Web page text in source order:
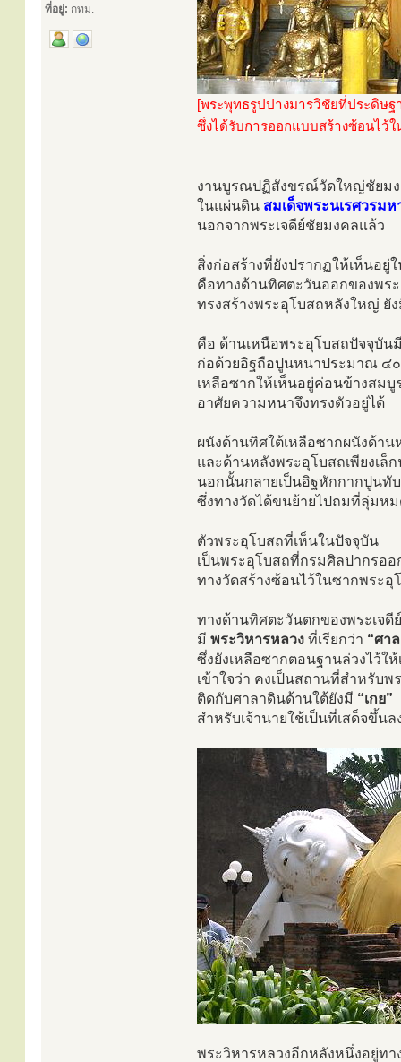
ที่อยู่: กทม.
[พระพุทธรูปปางมารวิชัยที่ประดิษ
ซึ่งได้รับการออกแบบสร้างซ้อนไว้
งานบูรณปฏิสังขรณ์วัดใหญ่ชัยม
ในแผ่นดิน สมเด็จพระนเรศวรมห
นอกจากพระเจดีย์ชัยมงคลแล้ว
สิ่งก่อสร้างที่ยังปรากฏให้เห็นอยู่
คือทางด้านทิศตะวันออกของพร
ทรงสร้างพระอุโบสถหลังใหญ่ ยั
คือ ด้านเหนือพระอุโบสถปัจจุบัน
ก่อด้วยอิฐถือปูนหนาประมาณ ๔๐
เหลือซากให้เห็นอยู่ค่อนข้างสม
อาศัยความหนาจึงทรงตัวอยู่ได้
ผนังด้านทิศใต้เหลือซากผนังด้าน
และด้านหลังพระอุโบสถเพียงเล็
นอกนั้นกลายเป็นอิฐหักกากปูนทั
ซึ่งทางวัดได้ขนย้ายไปถมที่ลุ่มห
ตัวพระอุโบสถที่เห็นในปัจจุบัน
เป็นพระอุโบสถที่กรมศิลปากรอ
ทางวัดสร้างซ้อนไว้ในซากพระอุ
ทางด้านทิศตะวันตกของพระเจดี
มี พระวิหารหลวง ที่เรียกว่า “ศา
ซึ่งยังเหลือซากตอนฐานล่วงไว้ให้
เข้าใจว่า คงเป็นสถานที่สำหรับ
ติดกับศาลาดินด้านใต้ยังมี “เกย”
สำหรับเจ้านายใช้เป็นที่เสด็จขึ้น
พระวิหารหลวงอีกหลังหนึ่งอยู่ท